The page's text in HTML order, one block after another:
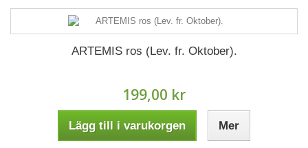
ARTEMIS ros (Lev. fr. Oktober).
199,00 kr
Lägg till i varukorgen Mer